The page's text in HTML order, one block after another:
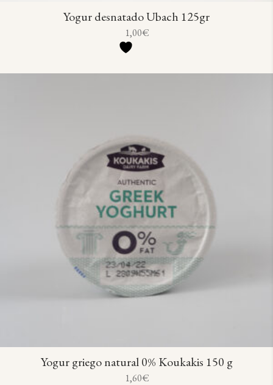
Yogur desnatado Ubach 125gr
1,00€
Yogur griego natural 0% Koukakis 150 g
1,60€